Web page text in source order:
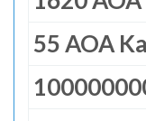
55 AOA